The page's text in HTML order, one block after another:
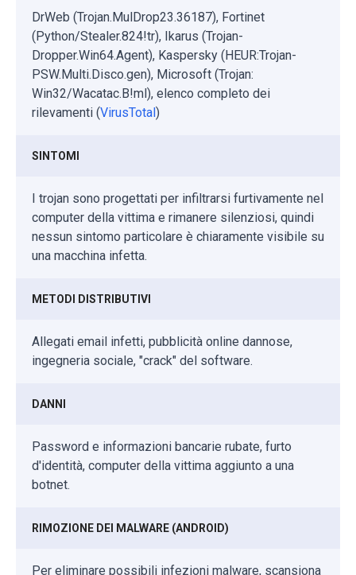
DrWeb (Trojan.MulDrop23.36187), Fortinet
(Python/Stealer.824!tr), Ikarus (Trojan-
Dropper.Win64.Agent), Kaspersky (HEUR:Trojan-
PSW.Multi.Disco.gen), Microsoft (Trojan:
Win32/Wacatac.B!ml), elenco completo dei
rilevamenti (VirusTotal)
SINTOMI
I trojan sono progettati per infiltrarsi furtivamente nel
computer della vittima e rimanere silenziosi, quindi
nessun sintomo particolare è chiaramente visibile su
una macchina infetta.
METODI DISTRIBUTIVI
Allegati email infetti, pubblicità online dannose,
ingegneria sociale, "crack" del software.
DANNI
Password e informazioni bancarie rubate, furto
d'identità, computer della vittima aggiunto a una
botnet.
RIMOZIONE DEI MALWARE (ANDROID)
Per eliminare possibili infezioni malware, scansiona